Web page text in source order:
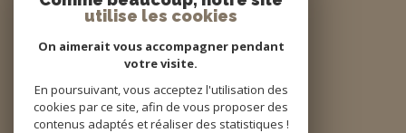
Adhérents
utilise les cookies
On aimerait vous accompagner pendant
votre visite.
En poursuivant, vous acceptez l'utilisation des
cookies par ce site, afin de vous proposer des
contenus adaptés et réaliser des statistiques !